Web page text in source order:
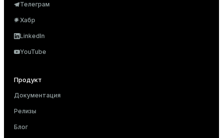
Телеграм
Хабр
LinkedIn
YouTube
Продукт
Документация
Релизы
Блог